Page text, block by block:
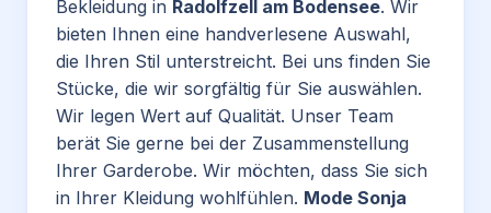
Bekleidung in Radolfzell am Bodensee. Wir
bieten Ihnen eine handverlesene Auswahl,
die Ihren Stil unterstreicht. Bei uns finden Sie
Stücke, die wir sorgfältig für Sie auswählen.
Wir legen Wert auf Qualität. Unser Team
berät Sie gerne bei der Zusammenstellung
Ihrer Garderobe. Wir möchten, dass Sie sich
in Ihrer Kleidung wohlfühlen. Mode Sonja